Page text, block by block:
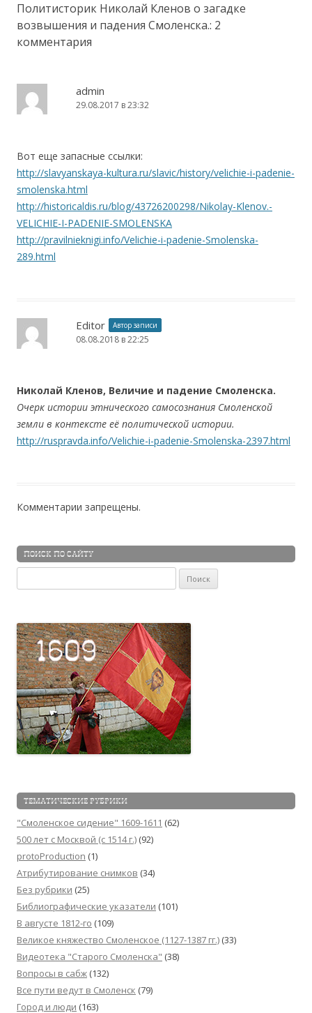
Политисторик Николай Кленов о загадке
возвышения и падения Смоленска.: 2
комментария
admin
29.08.2017 в 23:32
Вот еще запасные ссылки:
http://slavyanskaya-kultura.ru/slavic/history/velichie-i-padenie-
smolenska.html
http://historicaldis.ru/blog/43726200298/Nikolay-Klenov.-
VELICHIE-I-PADENIE-SMOLENSKA
http://pravilnieknigi.info/Velichie-i-padenie-Smolenska-
289.html
Editor Автор записи
08.08.2018 в 22:25
Николай Кленов, Величие и падение Смоленска.
Очерк истории этнического самосознания Смоленской
земли в контексте её политической истории.
http://ruspravda.info/Velichie-i-padenie-Smolenska-2397.html
Комментарии запрещены.
ПОИСК ПО САЙТУ
ТЕМАТИЧЕСКИЕ РУБРИКИ
"Смоленское сидение" 1609-1611 (62)
500 лет с Москвой (c 1514 г.) (92)
protoProduction (1)
Атрибутирование снимков (34)
Без рубрики (25)
Библиографические указатели (101)
В августе 1812-го (109)
Великое княжество Смоленское (1127-1387 гг.) (33)
Видеотека "Cтарого Смоленска" (38)
Вопросы в сабж (132)
Все пути ведут в Смоленск (79)
Город и люди (163)